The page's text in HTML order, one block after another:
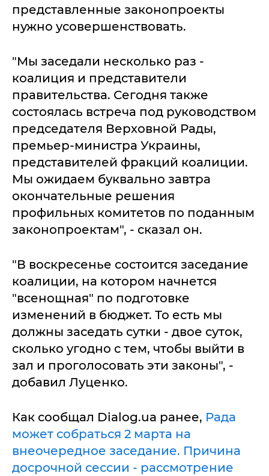
представленные законопроекты
нужно усовершенствовать.
"Мы заседали несколько раз -
коалиция и представители
правительства. Сегодня также
состоялась встреча под руководством
председателя Верховной Рады,
премьер-министра Украины,
представителей фракций коалиции.
Мы ожидаем буквально завтра
окончательные решения
профильных комитетов по поданным
законопроектам", - сказал он.
"В воскресенье состоится заседание
коалиции, на котором начнется
"всенощная" по подготовке
изменений в бюджет. То есть мы
должны заседать сутки - двое суток,
сколько угодно с тем, чтобы выйти в
зал и проголосовать эти законы", -
добавил Луценко.
Как сообщал Dialog.ua ранее, Рада
может собраться 2 марта на
внеочередное заседание. Причина
досрочной сессии - рассмотрение